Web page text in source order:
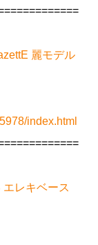
麗モデル
index.html
エレキベース